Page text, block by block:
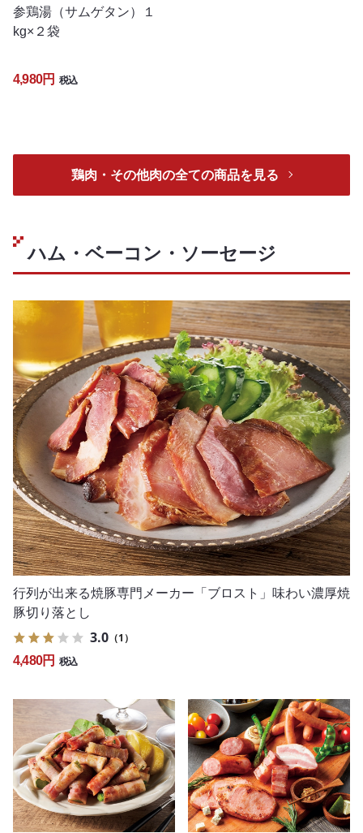
参鶏湯（サムゲタン）１
kg×２袋
4,980円 税込
鶏肉・その他肉の全ての商品を見る
ハム・ベーコン・ソーセージ
行列が出来る焼豚専門メーカー「ブロスト」味わい濃厚焼
豚切り落とし
3.0 （1）
4,480円 税込